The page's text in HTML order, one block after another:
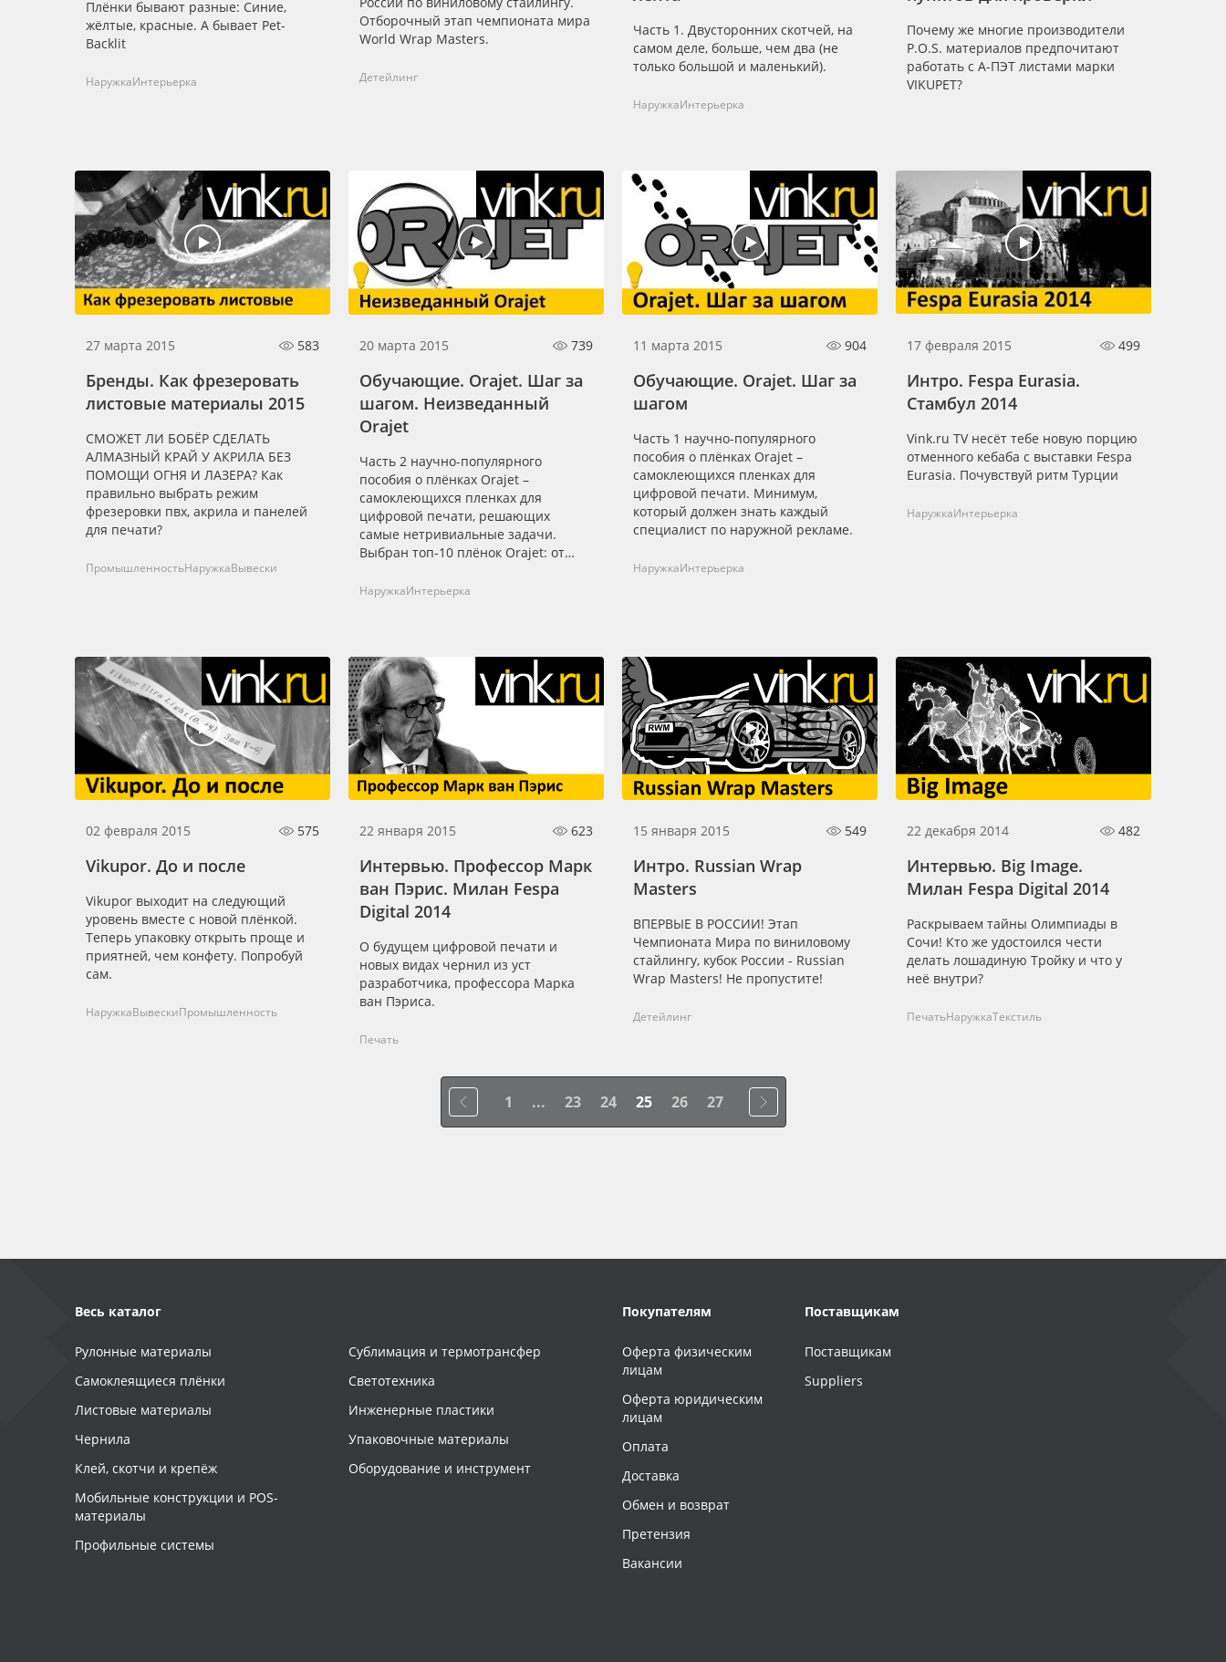
Плёнки бывают разные: Синие,
жёлтые, красные. А бывает Pet-
Backlit
НаружкаИнтерьерка
Отборочный этап чемпионата мира
World Wrap Masters.
Детейлинг
Часть 1. Двусторонних скотчей, на
самом деле, больше, чем два (не
только большой и маленький).
НаружкаИнтерьерка
Почему же многие производители
P.O.S. материалов предпочитают
работать с А-ПЭТ листами марки
VIKUPET?
27 марта 2015 583
Бренды. Как фрезеровать
листовые материалы 2015
СМОЖЕТ ЛИ БОБЁР СДЕЛАТЬ
АЛМАЗНЫЙ КРАЙ У АКРИЛА БЕЗ
ПОМОЩИ ОГНЯ И ЛАЗЕРА? Как
правильно выбрать режим
фрезеровки пвх, акрила и панелей
для печати?
ПромышленностьНаружкаВывески
20 марта 2015 739
Обучающие. Orajet. Шаг за
шагом. Неизведанный
Orajet
Часть 2 научно-популярного
пособия о плёнках Orajet –
самоклеющихся пленках для
цифровой печати, решающих
самые нетривиальные задачи.
Выбран топ-10 плёнок Orajet: от
светорассеивающих пленок для
Подробности – в нашем видео.
НаружкаИнтерьерка
11 марта 2015 904
Обучающие. Orajet. Шаг за
шагом
Часть 1 научно-популярного
пособия о плёнках Orajet –
самоклеющихся пленках для
цифровой печати. Минимум,
который должен знать каждый
специалист по наружной рекламе.
НаружкаИнтерьерка
17 февраля 2015 499
Интро. Fespa Eurasia.
Стамбул 2014
Vink.ru TV несёт тебе новую порцию
отменного кебаба с выставки Fespa
Eurasia. Почувствуй ритм Турции
НаружкаИнтерьерка
02 февраля 2015 575
Vikupor. До и после
Vikupor выходит на следующий
уровень вместе с новой плёнкой.
Теперь упаковку открыть проще и
приятней, чем конфету. Попробуй
сам.
НаружкаВывескиПромышленность
22 января 2015 623
Интервью. Профессор Марк
ван Пэрис. Милан Fespa
Digital 2014
О будущем цифровой печати и
новых видах чернил из уст
разработчика, профессора Марка
ван Пэриса.
Печать
15 января 2015 549
Интро. Russian Wrap
Masters
ВПЕРВЫЕ В РОССИИ! Этап
Чемпионата Мира по виниловому
стайлингу, кубок России - Russian
Wrap Masters! Не пропустите!
Детейлинг
22 декабря 2014 482
Интервью. Big Image.
Милан Fespa Digital 2014
Раскрываем тайны Олимпиады в
Сочи! Кто же удостоился чести
делать лошадиную Тройку и что у
неё внутри?
ПечатьНаружкаТекстиль
1 ... 23 24 25 26 27
Весь каталог
Рулонные материалы
Самоклеящиеся плёнки
Листовые материалы
Чернила
Клей, скотчи и крепёж
Мобильные конструкции и POS-
материалы
Профильные системы
Сублимация и термотрансфер
Светотехника
Инженерные пластики
Упаковочные материалы
Оборудование и инструмент
Покупателям
Оферта физическим
лицам
Оферта юридическим
лицам
Оплата
Доставка
Обмен и возврат
Претензия
Вакансии
Поставщикам
Поставщикам
Suppliers